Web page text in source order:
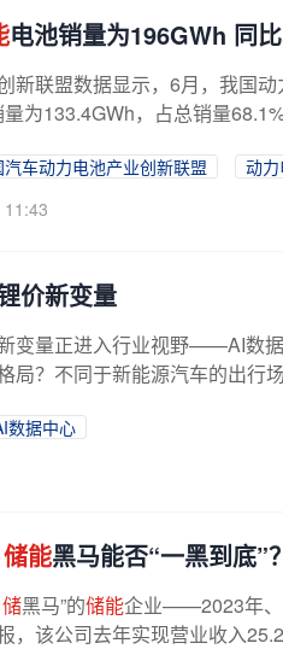
电池销量为196GWh 同
新联盟数据显示，6月，我国动
为133.4GWh，占总销量
汽车动力电池产业创新联盟
动
价新变量
变量正进入行业视野——AI数
局？不同于新能源汽车的出行
数据中心
储能黑马能否“一黑到底”
储黑马”的储能企业——2023年、
，该公司去年实现营业收入